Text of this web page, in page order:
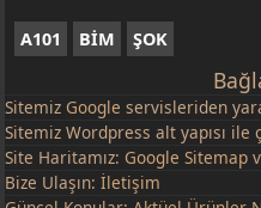
A101 BİM ŞOK
Sitemiz Google servisleriden
Sitemiz Wordpress alt yapısı ile
Site Haritamız: Google Sitemap
Bize Ulaşın:İletişim